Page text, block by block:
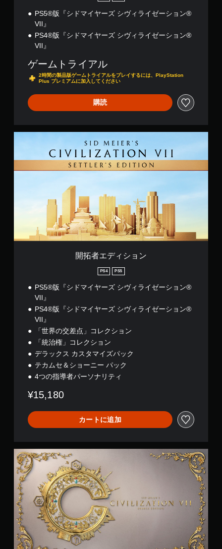
PS5®版『シドマイヤーズ シヴィライゼーション®
VII』
PS4®版『シドマイヤーズ シヴィライゼーション®
VII』
ゲームトライアル
2時間の製品版ゲームトライアルをプレイするには、PlayStation
Plus プレミアムに加入してください
購読
エ
デ
開拓者エディション
PS4 PS5
PS5®版『シドマイヤーズ シヴィライゼーション®
VII』
PS4®版『シドマイヤーズ シヴィライゼーション®
VII』
「世界の交差点」コレクション
「統治権」コレクション
デラックス カスタマイズパック
テカムセ＆ショーニー パック
4つの指導者パーソナリティ
¥15,180
カートに追加
デ
ラ
ッ
ク
ス
エ
デ
ィ
シ
ョ
ン